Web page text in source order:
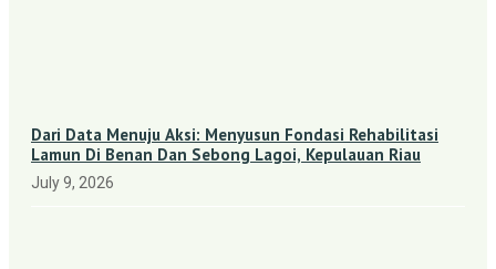
Dari Data Menuju Aksi: Menyusun Fondasi Rehabilitasi
Lamun Di Benan Dan Sebong Lagoi, Kepulauan Riau
July 9, 2026